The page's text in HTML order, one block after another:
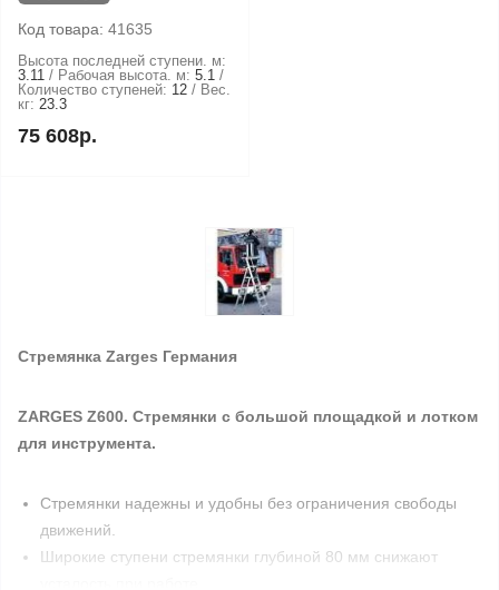
Код товара: 41635
Высота последней ступени. м:
3.11
Рабочая высота. м: 5.1
Количество ступеней: 12
Вес.
кг: 23.3
75 608р.
Стремянка Zarges Германия
ZARGES Z600. Стремянки с большой площадкой и лотком
для инструмента.
Стремянки надежны и удобны без ограничения свободы
движений.
Широкие ступени стремянки глубиной 80 мм снижают